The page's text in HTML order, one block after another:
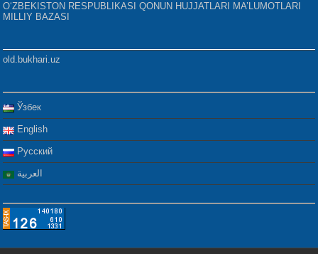
O‘ZBEKISTON RESPUBLIKASI QONUN HUJJATLARI MA’LUMOTLARI
MILLIY BAZASI
old.bukhari.uz
Ўзбек
English
Русский
العربية